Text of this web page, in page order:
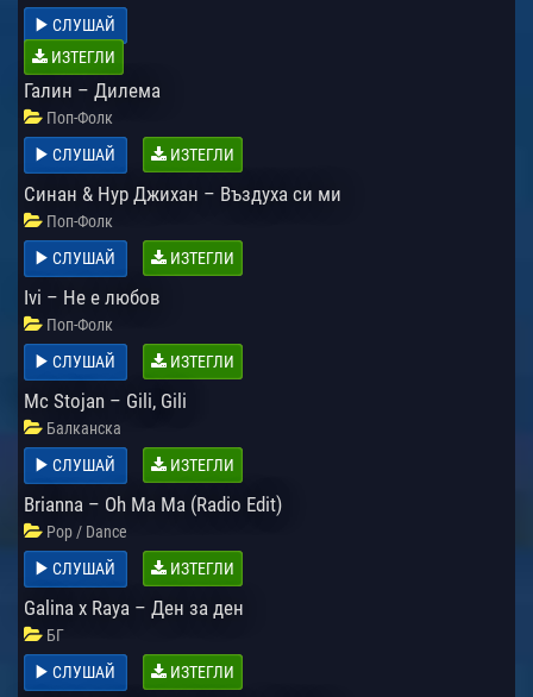
СЛУШАЙ
ИЗТЕГЛИ
Галин – Дилема
Поп-Фолк
СЛУШАЙ
ИЗТЕГЛИ
Синан & Нур Джихан – Въздуха си ми
Поп-Фолк
СЛУШАЙ
ИЗТЕГЛИ
Ivi – Не е любов
Поп-Фолк
СЛУШАЙ
ИЗТЕГЛИ
Mc Stojan – Gili, Gili
Балканска
СЛУШАЙ
ИЗТЕГЛИ
Brianna – Oh Ma Ma (Radio Edit)
Pop / Dance
СЛУШАЙ
ИЗТЕГЛИ
Galina x Raya – Ден за ден
БГ
СЛУШАЙ
ИЗТЕГЛИ